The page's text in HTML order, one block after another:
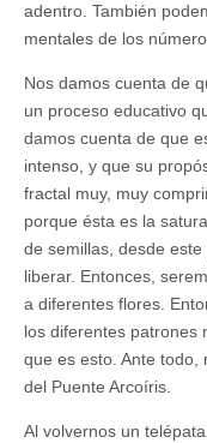
adentro. También
mentales de los
Nos damos cuenta de
un proceso educativo
damos cuenta de que
intenso, y que su
fractal muy, muy
porque ésta es la
de semillas, desde
liberar. Entonces,
a diferentes flores.
los diferentes patrones
que es esto. Ante
del Puente Arcoíris.
Al volvernos un